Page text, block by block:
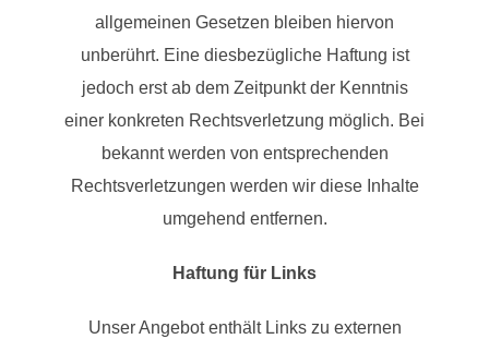
allgemeinen Gesetzen bleiben hiervon
unberührt. Eine diesbezügliche Haftung ist
jedoch erst ab dem Zeitpunkt der Kenntnis
einer konkreten Rechtsverletzung möglich. Bei
bekannt werden von entsprechenden
Rechtsverletzungen werden wir diese Inhalte
umgehend entfernen.
Haftung für Links
Unser Angebot enthält Links zu externen